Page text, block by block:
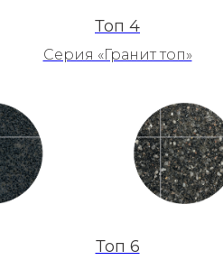
Топ 4
Серия «Гранит топ»
Топ 6